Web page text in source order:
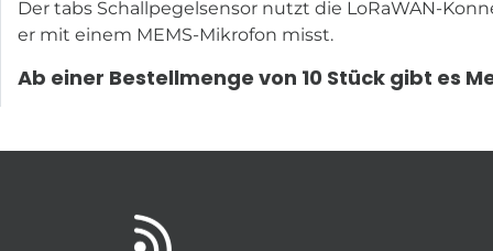
Der tabs Schallpegelsensor nutzt die LoRaWAN-
er mit einem MEMS-Mikrofon misst.
Ab einer Bestellmenge von 10 Stück gibt es